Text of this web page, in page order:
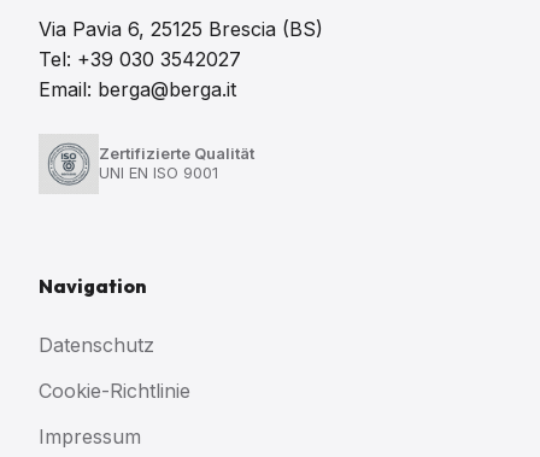
Via Pavia 6, 25125 Brescia (BS)
Tel: +39 030 3542027
Email: berga@berga.it
Zertifizierte Qualität
UNI EN ISO 9001
Navigation
Datenschutz
Cookie-Richtlinie
Impressum